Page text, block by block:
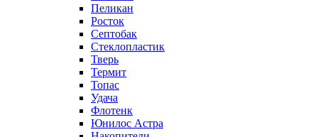
Пеликан
Росток
Септобак
Стеклопластик
Тверь
Термит
Топас
Удача
Флотенк
Юнилос Астра